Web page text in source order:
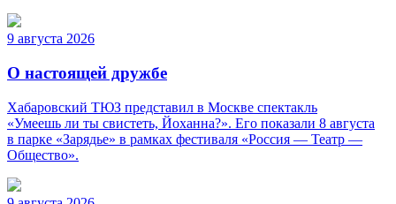
9 августа 2026
О настоящей дружбе
Хабаровский ТЮЗ представил в Москве спектакль
«Умеешь ли ты свистеть, Йоханна?». Его показали 8 августа
в парке «Зарядье» в рамках фестиваля «Россия — Театр —
Общество».